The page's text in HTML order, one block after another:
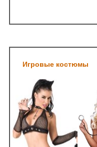
Игровые костюмы